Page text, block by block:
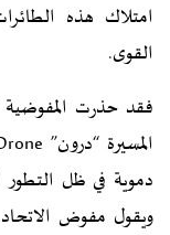
امتلاك هذه
القوى.
فقد حذرت المفوضية
دموية في ظل التطور
ويقول مفوض الاتحاد